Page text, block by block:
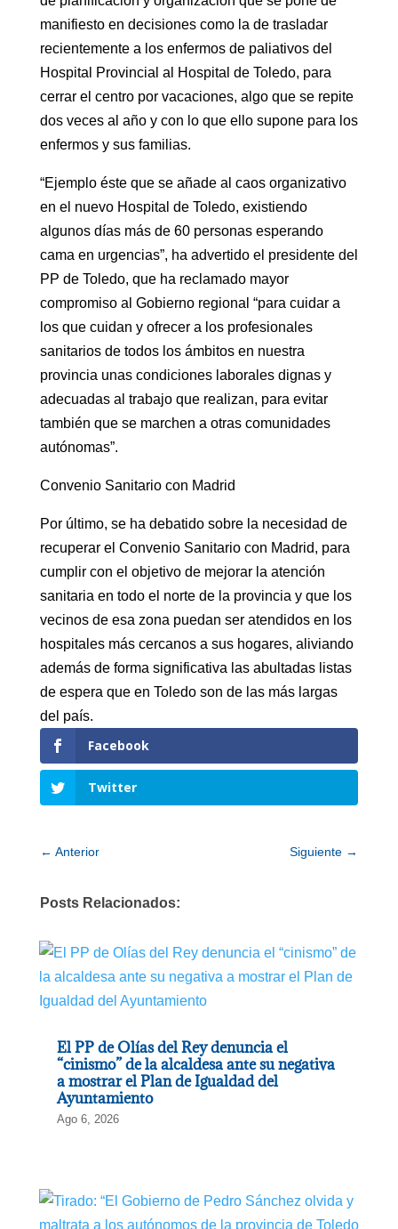
manifiesto en decisiones como la de trasladar
recientemente a los enfermos de paliativos del
Hospital Provincial al Hospital de Toledo, para
cerrar el centro por vacaciones, algo que se repite
dos veces al año y con lo que ello supone para los
enfermos y sus familias.
“Ejemplo éste que se añade al caos organizativo
en el nuevo Hospital de Toledo, existiendo
algunos días más de 60 personas esperando
cama en urgencias”, ha advertido el presidente del
PP de Toledo, que ha reclamado mayor
compromiso al Gobierno regional “para cuidar a
los que cuidan y ofrecer a los profesionales
sanitarios de todos los ámbitos en nuestra
provincia unas condiciones laborales dignas y
adecuadas al trabajo que realizan, para evitar
también que se marchen a otras comunidades
autónomas”.
Convenio Sanitario con Madrid
Por último, se ha debatido sobre la necesidad de
recuperar el Convenio Sanitario con Madrid, para
cumplir con el objetivo de mejorar la atención
sanitaria en todo el norte de la provincia y que los
vecinos de esa zona puedan ser atendidos en los
hospitales más cercanos a sus hogares, aliviando
además de forma significativa las abultadas listas
de espera que en Toledo son de las más largas
del país.
Facebook
Twitter
← Anterior Siguiente →
Posts Relacionados:
El PP de Olías del Rey denuncia el
“cinismo” de la alcaldesa ante su negativa
a mostrar el Plan de Igualdad del
Ayuntamiento
Ago 6, 2026